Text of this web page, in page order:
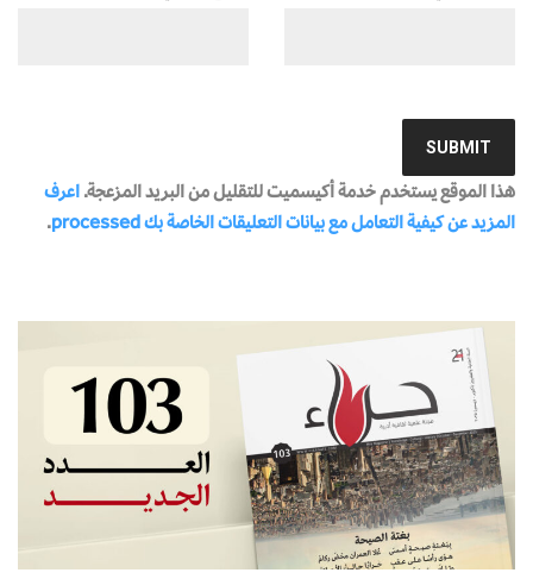
هذا الموقع يستخدم خدمة أكيسميت للتقليل من البريد المزعجة. اعرف
المزيد عن كيفية التعامل مع بيانات التعليقات الخاصة بك processed
.